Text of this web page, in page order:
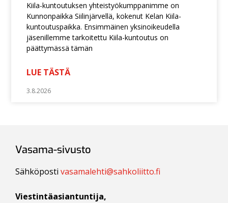
Kiila-kuntoutuksen yhteistyökumppanimme on
Kunnonpaikka Siilinjärvellä, kokenut Kelan Kiila-
kuntoutuspaikka. Ensimmäinen yksinoikeudella
jäsenillemme tarkoitettu Kiila-kuntoutus on
päättymässä tämän
LUE TÄSTÄ
3.8.2026
Vasama-sivusto
Sähköpostivasamalehti@sahkoliitto.fi
Viestintäasiantuntija,